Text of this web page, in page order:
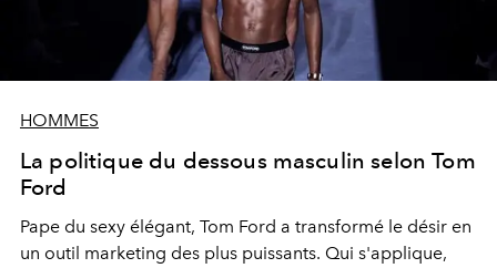
HOMMES
La politique du dessous masculin selon Tom
Ford
Pape du sexy élégant, Tom Ford a transformé le désir en
un outil marketing des plus puissants. Qui s'applique,